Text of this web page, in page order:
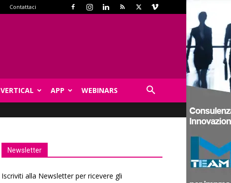
Contattaci
VERTICAL APP WEBINARS
Newsletter
Iscriviti alla Newsletter per ricevere gli